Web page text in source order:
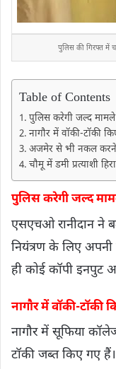
पुलिस की गिरफ्त में
Table of Contents
पुलिस करेगी जल्द
नागौर में वॉकी-टॉकी
अजमेर से भी नकल करने
चौमू में डमी प्रत्याशी
पुलिस करेगी जल्द
एसएचओ रानीदान ने
नियंत्रण के लिए
ही कोई कॉपी इनपुट
नागौर में वॉकी-टॉकी
नागौर में सूफिया
टॉकी जब्त किए गए